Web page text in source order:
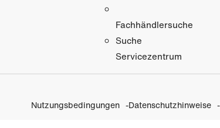
Fachhändlersuche
Suche
Servicezentrum
Nutzungsbedingungen Datenschutzhinweise